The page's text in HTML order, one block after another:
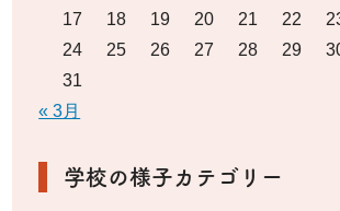
17
18 19 20 21 22
24
25 26 27 28 29
31
« 3月
学校の様子カテゴリー